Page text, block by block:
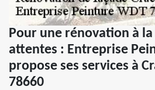
Pour une rénovation à
attentes : Entreprise
propose ses services à
78660